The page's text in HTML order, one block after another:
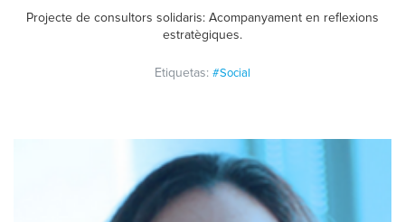
Projecte de consultors solidaris: Acompanyament en reflexions
estratègiques.
Etiquetas: #Social